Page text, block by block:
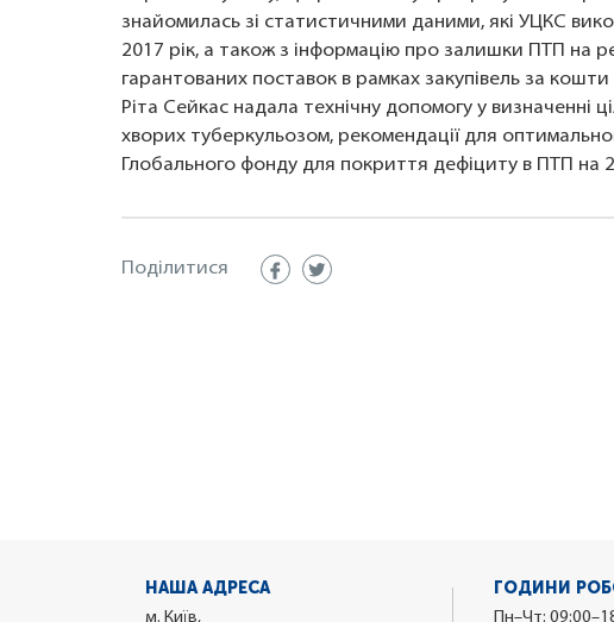
знайомилась зі статистичними даними, які УЦКС
2017 рік, а також з інформацію про залишки ПТП на
гарантованих поставок в рамках закупівель за
Ріта Сейкас надала технічну допомогу у визначенні
хворих туберкульозом, рекомендації для
Глобального фонду для покриття дефіциту в ПТП на
Поділитися
НАША АДРЕСА
м. Київ,
ГОДИНИ
Пн–Чт: